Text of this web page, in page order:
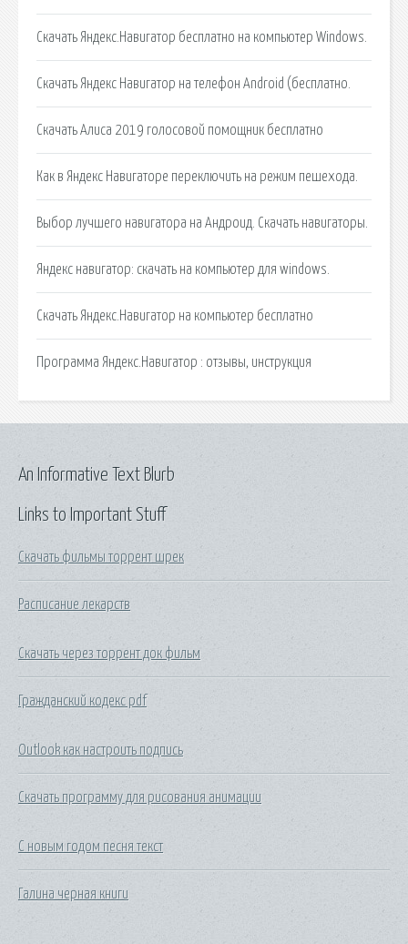
Скачать Яндекс.Навигатор бесплатно на компьютер Windows.
Скачать Яндекс Навигатор на телефон Android (бесплатно.
Скачать Алиса 2019 голосовой помощник бесплатно
Как в Яндекс Навигаторе переключить на режим пешехода.
Выбор лучшего навигатора на Андроид. Скачать навигаторы.
Яндекс навигатор: скачать на компьютер для windows.
Скачать Яндекс.Навигатор на компьютер бесплатно
Программа Яндекс.Навигатор : отзывы, инструкция
Links to Important Stuff
Скачать фильмы торрент шрек
Расписание лекарств
Скачать через торрент док фильм
Гражданский кодекс pdf
Outlook как настроить подпись
Скачать программу для рисования анимации
С новым годом песня текст
Галина черная книги
An Informative Text Blurb